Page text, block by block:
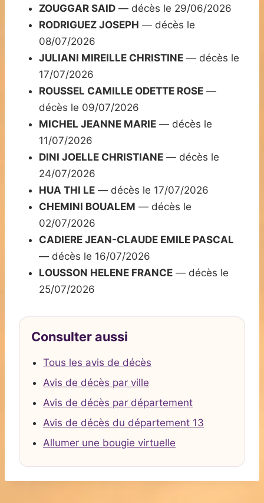
ZOUGGAR SAID — décès le 29/06/2026
RODRIGUEZ JOSEPH — décès le
08/07/2026
JULIANI MIREILLE CHRISTINE — décès le
17/07/2026
ROUSSEL CAMILLE ODETTE ROSE —
décès le 09/07/2026
MICHEL JEANNE MARIE — décès le
11/07/2026
DINI JOELLE CHRISTIANE — décès le
24/07/2026
HUA THI LE — décès le 17/07/2026
CHEMINI BOUALEM — décès le
02/07/2026
CADIERE JEAN-CLAUDE EMILE PASCAL
— décès le 16/07/2026
LOUSSON HELENE FRANCE — décès le
25/07/2026
Consulter aussi
Tous les avis de décès
Avis de décès par ville
Avis de décès par département
Avis de décès du département 13
Allumer une bougie virtuelle